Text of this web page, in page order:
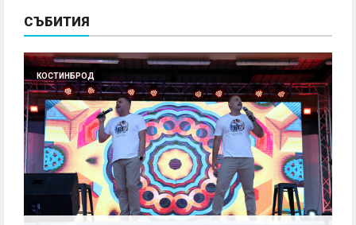
СЪБИТИЯ
КОСТИНБРОД